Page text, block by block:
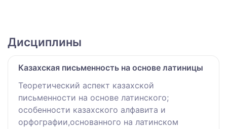
Дисциплины
Казахская письменность на основе латиницы
Теоретический аспект казахской
письменности на основе латинского;
особенности казахского алфавита и
орфографии,основанного на латинском